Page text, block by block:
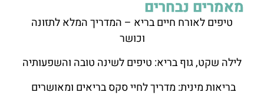
מאמרים נבחרים
טיפים לאורח חיים בריא – המדריך המלא לתזונה
וכושר
לילה שקט, גוף בריא: טיפים לשינה טובה והשפעותיה
בריאות מינית: מדריך לחיי סקס בריאים ומאושרים